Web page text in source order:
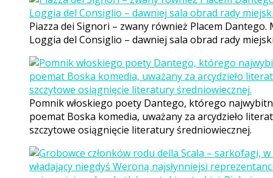
Piazza dei Signori – zwany również Placem
Loggia del Consiglio – dawniej sala obrad rady
Pomnik włoskiego poety Dantego, którego
poemat Boska komedia, uważany za arcydzieło
szczytowe osiągnięcie literatury średniowiecznej.